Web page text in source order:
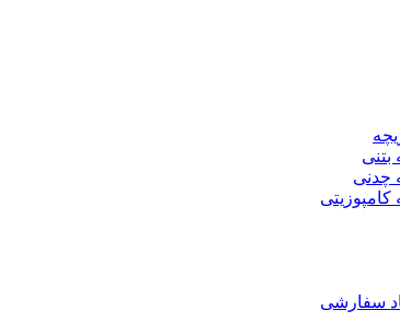
بتنی
چدنی
سفارشی